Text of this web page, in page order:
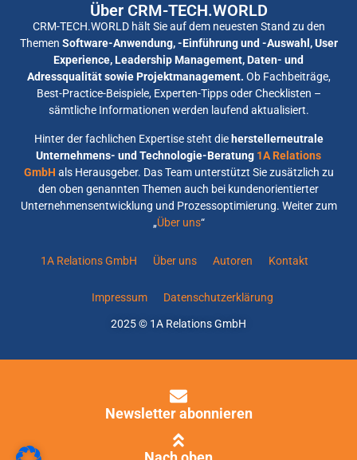
Über CRM-TECH.WORLD
CRM-TECH.WORLD hält Sie auf dem neuesten Stand zu den
Themen Software-Anwendung, -Einführung und -Auswahl, User
Experience, Leadership Management, Daten- und
Adressqualität sowie Projektmanagement. Ob Fachbeiträge,
Best-Practice-Beispiele, Experten-Tipps oder Checklisten –
sämtliche Informationen werden laufend aktualisiert.
Hinter der fachlichen Expertise steht dieherstellerneutrale
Unternehmens- und Technologie-Beratung 1A Relations
GmbH als Herausgeber. Das Team unterstützt Sie zusätzlich zu
den oben genannten Themen auch bei kundenorientierter
Unternehmensentwicklung und Prozessoptimierung. Weiter zum
„Über uns“
1A Relations GmbH Über uns Autoren Kontakt
Impressum Datenschutzerklärung
2025 © 1A Relations GmbH
Newsletter abonnieren